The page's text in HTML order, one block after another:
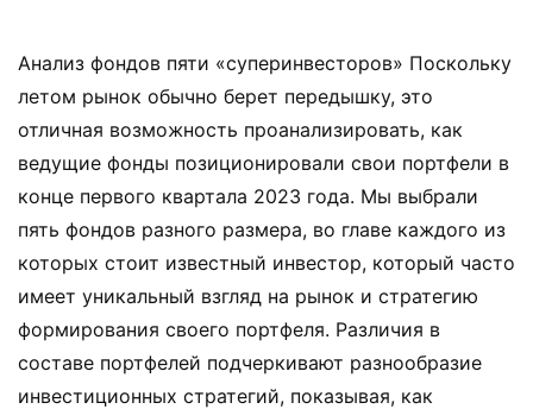
Анализ фондов пяти «суперинвесторов» Поскольку
летом рынок обычно берет передышку, это
отличная возможность проанализировать, как
ведущие фонды позиционировали свои портфели в
конце первого квартала 2023 года. Мы выбрали
пять фондов разного размера, во главе каждого из
которых стоит известный инвестор, который часто
имеет уникальный взгляд на рынок и стратегию
формирования своего портфеля. Различия в
составе портфелей подчеркивают разнообразие
инвестиционных стратегий, показывая, как